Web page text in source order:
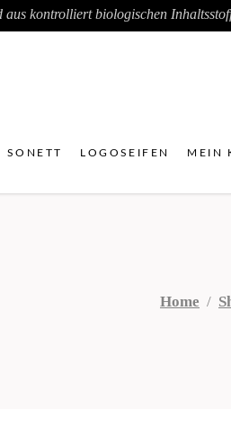
kontrolliert biologischen
SONETT LOGOSEIFEN MEIN
Home /